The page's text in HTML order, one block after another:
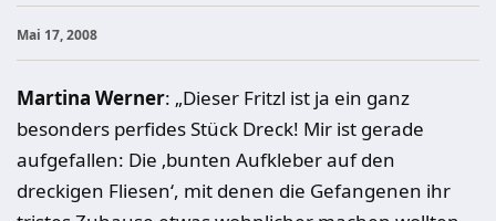
Mai 17, 2008
Martina Werner: „Dieser Fritzl ist ja ein ganz
besonders perfides Stück Dreck! Mir ist gerade
aufgefallen: Die ‚bunten Aufkleber auf den
dreckigen Fliesen‘, mit denen die Gefangenen ihr